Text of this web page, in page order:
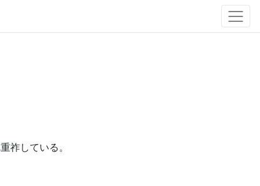
祚している。